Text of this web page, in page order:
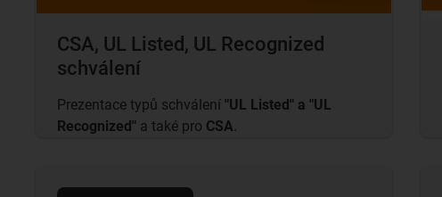
CSA, UL Listed, UL Recognized
schválení
Prezentace typů schválení "UL Listed" a "UL
Recognized" a také pro CSA.